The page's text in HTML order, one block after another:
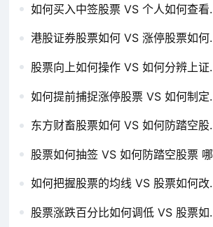
如何买入中签股票 VS 个人如何查看股票账户 哪个对你更有用？
港股证券股票如何 VS 涨停股票如何卖出 哪个对你更有用？
股票向上如何操作 VS 如何分辨上证指数股票 哪个对你更有用？
如何提前捕捉涨停股票 VS 如何制定股票操作方法 哪个对你更有用？
东方财畜股票如何 VS 如何防踏空股票 哪个对你更有用？
股票如何抽签 VS 如何防踏空股票 哪个对你更有用？
如何把握股票的均线 VS 股票如何改指数 哪个对你更有用？
股票涨跌百分比如何调低 VS 股票如何投资大小单位 哪个对你更有用？